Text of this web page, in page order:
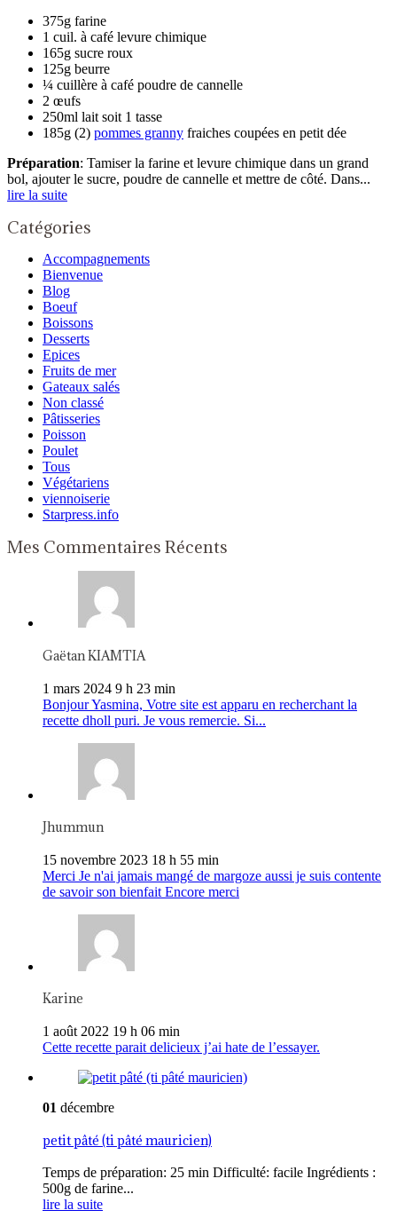
375g farine
1 cuil. à café levure chimique
165g sucre roux
125g beurre
¼ cuillère à café poudre de cannelle
2 œufs
250ml lait soit 1 tasse
185g (2) pommes granny fraiches coupées en petit dée
Préparation: Tamiser la farine et levure chimique dans un grand
bol, ajouter le sucre, poudre de cannelle et mettre de côté. Dans...
lire la suite
Catégories
Accompagnements
Bienvenue
Blog
Boeuf
Boissons
Desserts
Epices
Fruits de mer
Gateaux salés
Non classé
Pâtisseries
Poisson
Poulet
Tous
Végétariens
viennoiserie
Starpress.info
Mes Commentaires Récents
Gaëtan KIAMTIA
1 mars 2024 9 h 23 min
Bonjour Yasmina, Votre site est apparu en recherchant la
recette dholl puri. Je vous remercie. Si...
Jhummun
15 novembre 2023 18 h 55 min
Merci Je n'ai jamais mangé de margoze aussi je suis contente
de savoir son bienfait Encore merci
Karine
1 août 2022 19 h 06 min
Cette recette parait delicieux j’ai hate de l’essayer.
01 décembre
petit pâté (ti pâté mauricien)
Temps de préparation: 25 min Difficulté: facile Ingrédients :
500g de farine...
lire la suite